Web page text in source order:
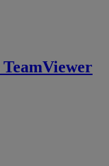
TeamViewer